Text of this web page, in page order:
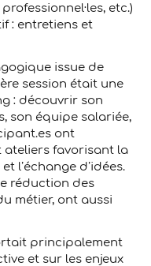
etc.)
: entretiens et
issue de
session était une
: découvrir son
son équipe salariée,
ont
ateliers favorisant la
l’échange d’idées.
réduction des
métier, ont aussi
principalement
et sur les enjeux